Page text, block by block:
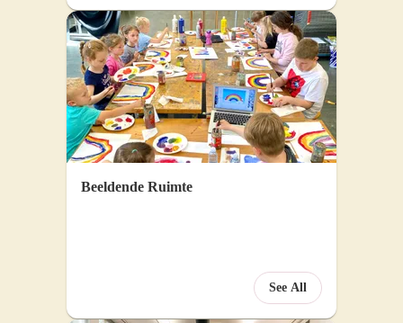
mme
Beeldende Ruimte
See All